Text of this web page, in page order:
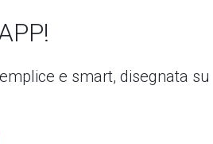
e smart, disegnata su